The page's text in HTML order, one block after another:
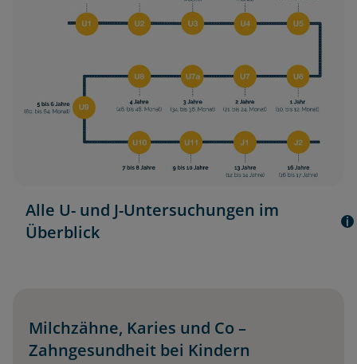
Alle U- und J-Untersuchungen im
Überblick
Milchzähne, Karies und Co –
Zahngesundheit bei Kindern